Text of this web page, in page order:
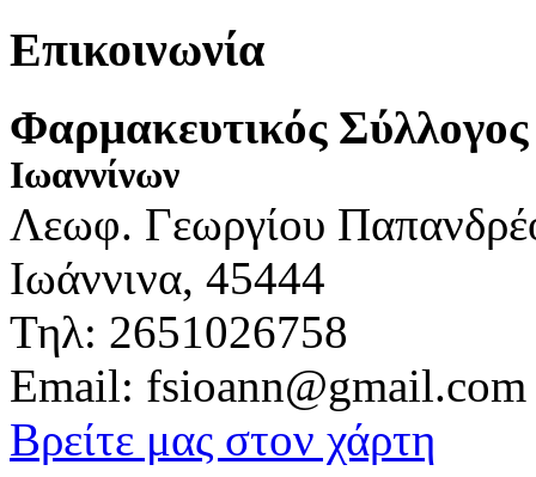
Επικοινωνία
Φαρμακευτικός Σύλλογος
Ιωαννίνων
Λεωφ. Γεωργίου
Ιωάννινα, 45444
Τηλ: 2651026758
Email: fsioann@gmail.com
Βρείτε μας στον χάρτη